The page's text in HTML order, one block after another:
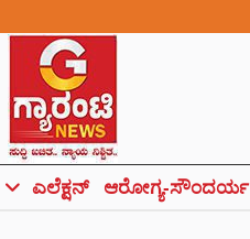
ಎಲೆಕ್ಷನ್ ಆರೋಗ್ಯ-ಸೌಂದರ್ಯ